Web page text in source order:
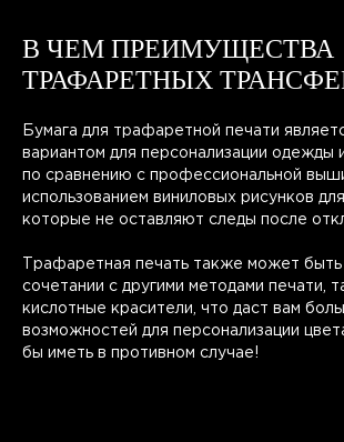
В ЧЕМ ПРЕИМУЩЕСТВА
ТРАФАРЕТНЫХ
Бумага для трафаретной печати
вариантом для персонализации одежды
по сравнению с профессиональной
использованием виниловых рисунков
которые не оставляют следы после
Трафаретная печать также может быть
сочетании с другими методами печати,
кислотные красители, что даст вам
возможностей для персонализации
бы иметь в противном случае!